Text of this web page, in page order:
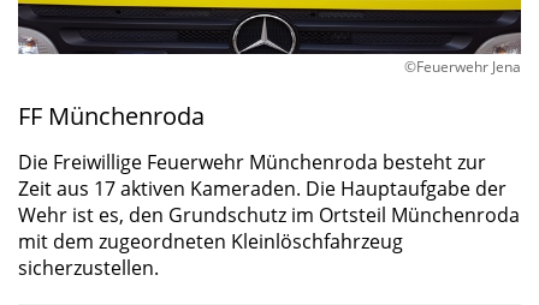
©Feuerwehr Jena
FF Münchenroda
Die Freiwillige Feuerwehr Münchenroda besteht zur
Zeit aus 17 aktiven Kameraden. Die Hauptaufgabe der
Wehr ist es, den Grundschutz im Ortsteil Münchenroda
mit dem zugeordneten Kleinlöschfahrzeug
sicherzustellen.